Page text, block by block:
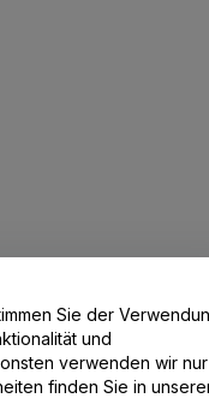
Sie der
und
finden Sie in